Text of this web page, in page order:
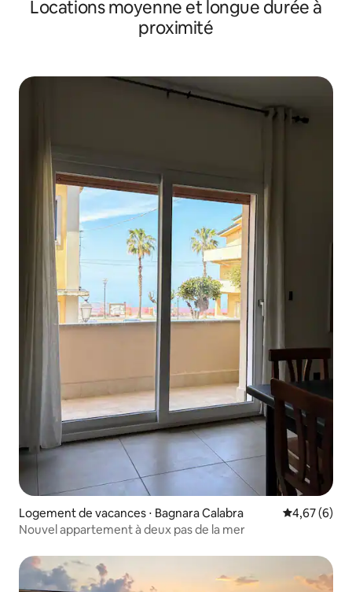
Locations moyenne et longue durée à
proximité
Logement de vacances ⋅ Bagnara Calabra Évaluation
4,67 (6)
Nouvel appartement à deux pas de la mer